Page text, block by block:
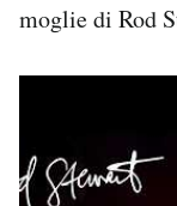
moglie di Rod